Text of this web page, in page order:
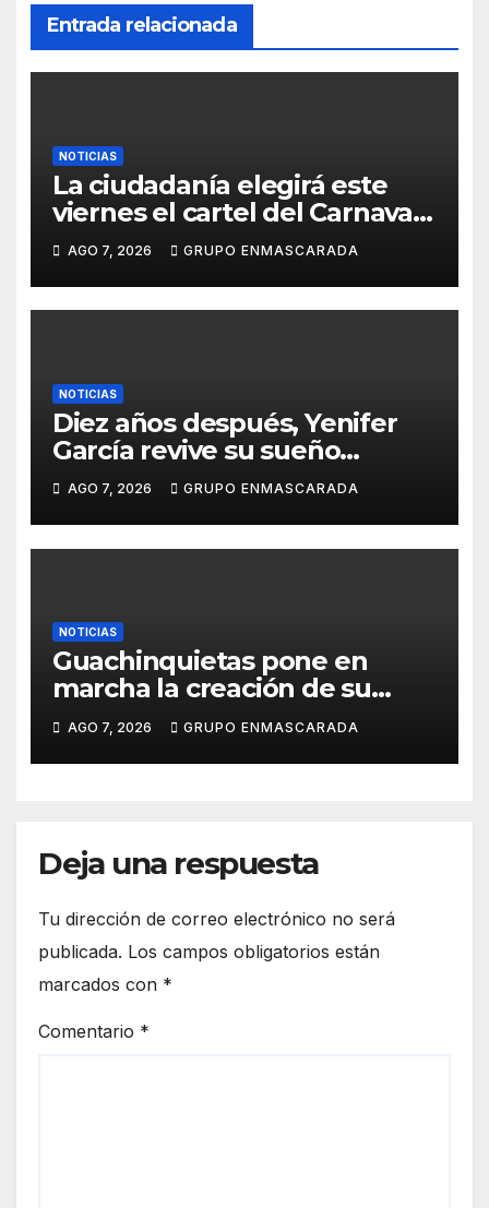
Entrada relacionada
NOTICIAS
La ciudadanía elegirá este
viernes el cartel del Carnaval
de Las Palmas de Gran
Canaria 2027 en una gala
retransmitida por Televisión
Canaria
AGO 7, 2026 GRUPO ENMASCARADA
NOTICIAS
Diez años después, Yenifer
García revive su sueño
carnavalero en el vídeo de
presentación de San Juan de
la Rambla para el Grand Prix
AGO 7, 2026 GRUPO ENMASCARADA
NOTICIAS
Guachinquietas pone en
marcha la creación de su
repertorio para el Carnaval
2027
AGO 7, 2026 GRUPO ENMASCARADA
Deja una respuesta
Tu dirección de correo electrónico no será
publicada. Los campos obligatorios están
marcados con *
Comentario *